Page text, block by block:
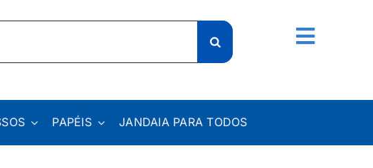
PAPÉIS JANDAIA PARA TODOS